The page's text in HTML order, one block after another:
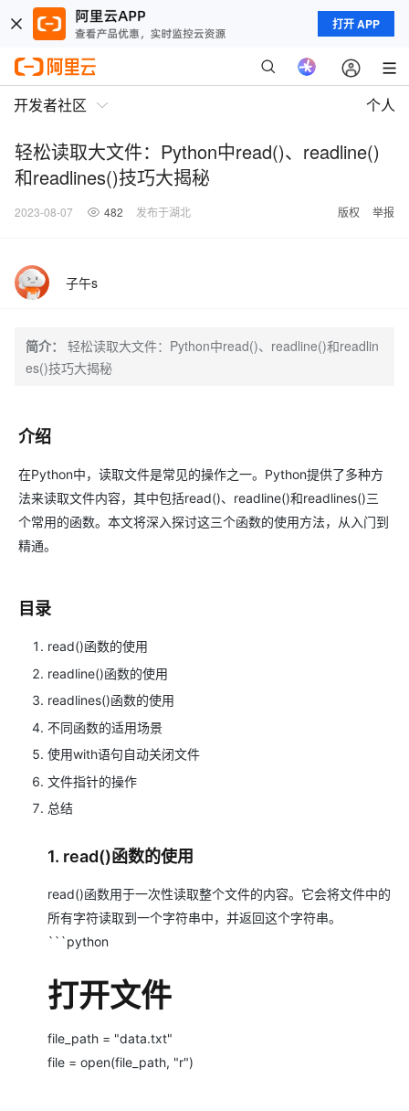
打开 APP
开发者社区 个人
轻松读取大文件：Python中read()、readline()
和readlines()技巧大揭秘
2023-08-07 482 发布于湖北 版权 举报
子午s
简介：
轻松读取大文件：Python中read()、readline()和readlin
es()技巧大揭秘
介绍
在Python中，读取文件是常见的操作之一。Python提供了多种方
法来读取文件内容，其中包括read()、readline()和readlines()三
个常用的函数。本文将深入探讨这三个函数的使用方法，从入门到
精通。
目录
read()函数的使用
readline()函数的使用
readlines()函数的使用
不同函数的适用场景
使用with语句自动关闭文件
文件指针的操作
总结
1. read()函数的使用
read()函数用于一次性读取整个文件的内容。它会将文件中的
所有字符读取到一个字符串中，并返回这个字符串。
```python
打开文件
file_path = "data.txt"
file = open(file_path, "r")